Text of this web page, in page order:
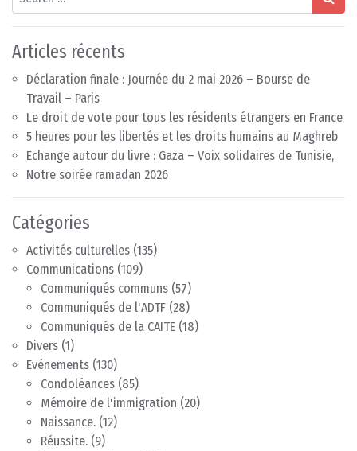
Articles récents
Déclaration finale : Journée du 2 mai 2026 – Bourse de
Travail – Paris
Le droit de vote pour tous les résidents étrangers en France
5 heures pour les libertés et les droits humains au Maghreb
Echange autour du livre : Gaza – Voix solidaires de Tunisie,
Notre soirée ramadan 2026
Catégories
Activités culturelles (135)
Communications (109)
Communiqués communs (57)
Communiqués de l'ADTF (28)
Communiqués de la CAITE (18)
Divers (1)
Evénements (130)
Condoléances (85)
Mémoire de l'immigration (20)
Naissance. (12)
Réussite. (9)